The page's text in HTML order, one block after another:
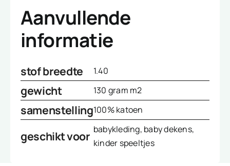
Aanvullende
informatie
stof breedte 1.40
gewicht 130 gram m2
samenstelling100% katoen
geschikt voor babykleding, baby dekens,
kinder speeltjes